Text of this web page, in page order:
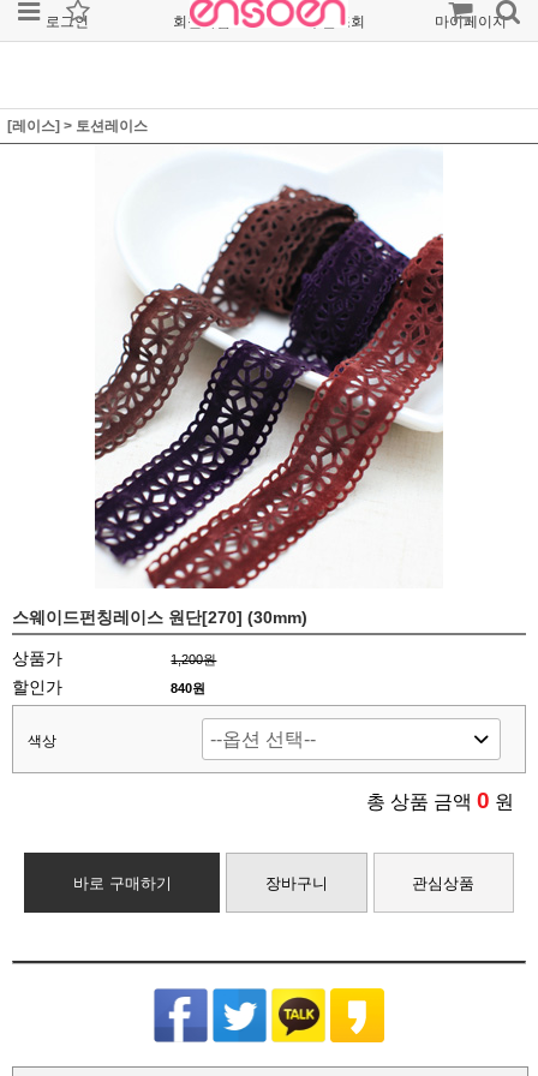
로그인 회원가입 주문조회 마이페이지
[레이스] > 토션레이스
스웨이드펀칭레이스 원단[270] (30mm)
상품가 1,200원
할인가 840원
색상
총 상품 금액 0 원
바로 구매하기 장바구니 관심상품